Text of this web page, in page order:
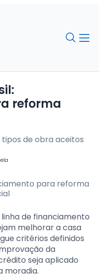
reforma
de obra aceitos
de financiamento
melhorar a casa
critérios definidos
da
seja aplicado
moradia.